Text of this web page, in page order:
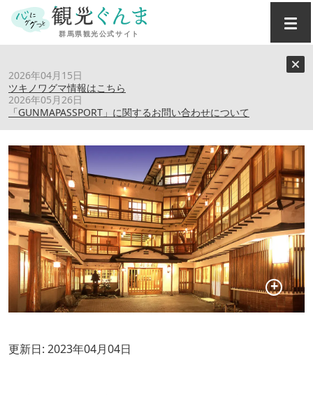
2026年04月15日
ツキノワグマ情報はこちら
2026年05月26日
「GUNMAPASSPORT」に関するお問い合わせについて
横手館
更新日: 2023年04月04日